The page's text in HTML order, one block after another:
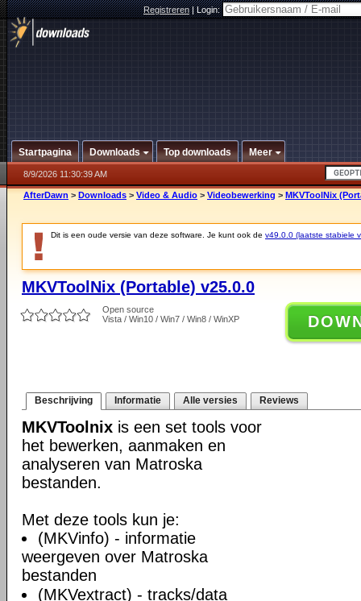
Registreren|Login:
Startpagina Downloads Top downloads Meer
8/9/2026 11:30:39 AM
AfterDawn > Downloads > Video & Audio > Videobewerking > MKVToolNix
Dit is een oude versie van deze software. Je kunt ook de v49.0.0 (laatste stabiele
MKVToolNix (Portable) v25.0.0
Open source
Vista / Win10 / Win7 / Win8 / WinXP
Beschrijving Informatie Alle versies Reviews
MKVToolnix is een set tools voor
het bewerken, aanmaken en
analyseren van Matroska
bestanden.
Met deze tools kun je:
(MKVinfo) - informatie
weergeven over Matroska
bestanden
(MKVextract) - tracks/data